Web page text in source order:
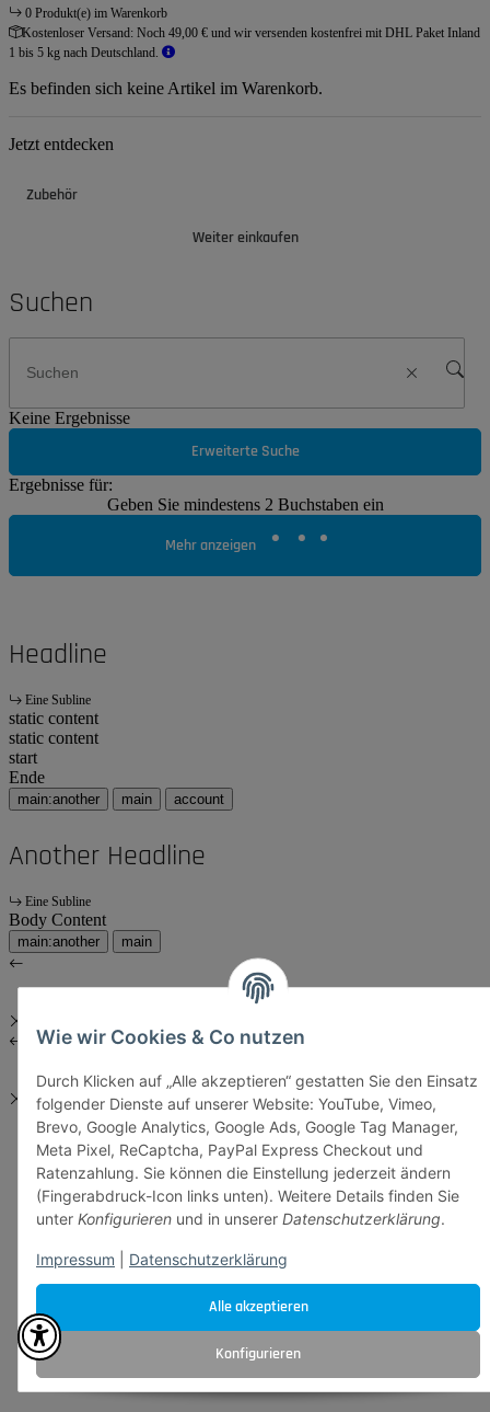
Alle akzeptieren
Konfigurieren
Wie wir Cookies & Co nutzen
Durch Klicken auf „Alle akzeptieren“ gestatten Sie den Einsatz
folgender Dienste auf unserer Website: YouTube, Vimeo,
Brevo, Google Analytics, Google Ads, Google Tag Manager,
Meta Pixel, ReCaptcha, PayPal Express Checkout und
Ratenzahlung. Sie können die Einstellung jederzeit ändern
(Fingerabdruck-Icon links unten). Weitere Details finden Sie
unter Konfigurieren und in unserer Datenschutzerklärung.
Impressum Datenschutzerklärung
0 Produkt(e) im Warenkorb
Kostenloser Versand: Noch 49,00 € und wir versenden kostenfrei mit DHL Paket Inland
1 bis 5 kg nach Deutschland.
Es befinden sich keine Artikel im Warenkorb.
Jetzt entdecken
Zubehör
Weiter einkaufen
Suchen
Keine Ergebnisse
Erweiterte Suche
Ergebnisse für:
Geben Sie mindestens 2 Buchstaben ein
Mehr anzeigen
Headline
Eine Subline
static content
static content
start
Ende
main:another main account
Another Headline
Eine Subline
Body Content
main:another main